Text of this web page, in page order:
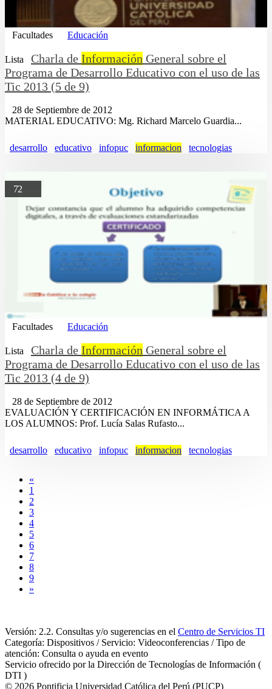
Facultades Educación
Lista Charla de Información General sobre el
Programa de Desarrollo Educativo con el uso de las
Tic 2013 (5 de 9)
28 de Septiembre de 2012
MATERIAL EDUCATIVO: Mg. Richard Marcelo Guardia...
desarrollo educativo infopuc informacion tecnologias
72
Facultades Educación
Lista Charla de Información General sobre el
Programa de Desarrollo Educativo con el uso de las
Tic 2013 (4 de 9)
28 de Septiembre de 2012
EVALUACIÓN Y CERTIFICACIÓN EN INFORMÁTICA A
LOS ALUMNOS: Prof. Lucía Salas Rufasto...
desarrollo educativo infopuc informacion tecnologias
«
1
2
3
4
5
6
7
8
9
»
Versión: 2.2. Consultas y/o sugerencias en el Centro de Servicios TI
Categoría: Dispositivos / Servicio: Videoconferencias / Tipo de
atención: Consulta o ayuda en evento
Servicio ofrecido por la Dirección de Tecnologías de Información (
DTI )
© 2026 Pontificia Universidad Católica del Perú (PUCP)